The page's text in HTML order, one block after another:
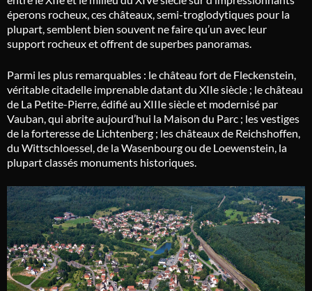
éperons rocheux, ces châteaux, semi-troglodytiques pour la
plupart, semblent bien souvent ne faire qu’un avec leur
support rocheux et offrent de superbes panoramas.
Parmi les plus remarquables : le château fort de Fleckenstein,
véritable citadelle imprenable datant du XIIe siècle ; le château
de La Petite-Pierre, édifié au XIIIe siècle et modernisé par
Vauban, qui abrite aujourd’hui la Maison du Parc ; les vestiges
de la forteresse de Lichtenberg ; les châteaux de Reichshoffen,
du Wittschloessel, de la Wasenbourg ou de Loewenstein, la
plupart classés monuments historiques.